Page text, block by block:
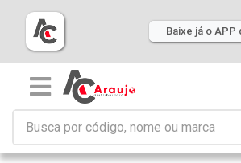
Baixe já o APP